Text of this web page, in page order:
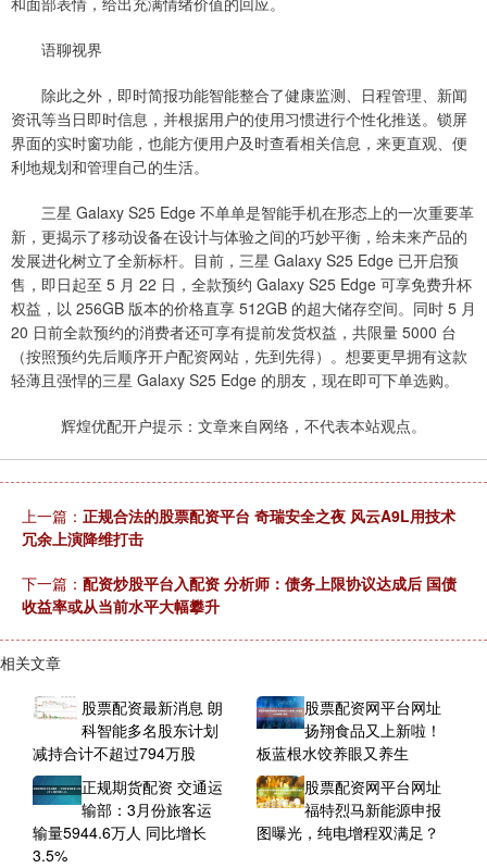
语聊视界
除此之外，即时简报功能智能整合了健康监测、日程管理、新闻
资讯等当日即时信息，并根据用户的使用习惯进行个性化推送。锁屏
界面的实时窗功能，也能方便用户及时查看相关信息，来更直观、便
利地规划和管理自己的生活。
三星 Galaxy S25 Edge 不单单是智能手机在形态上的一次重要革
新，更揭示了移动设备在设计与体验之间的巧妙平衡，给未来产品的
发展进化树立了全新标杆。目前，三星 Galaxy S25 Edge 已开启预
售，即日起至 5 月 22 日，全款预约 Galaxy S25 Edge 可享免费升杯
权益，以 256GB 版本的价格直享 512GB 的超大储存空间。同时 5 月
20 日前全款预约的消费者还可享有提前发货权益，共限量 5000 台
（按照预约先后顺序开户配资网站，先到先得）。想要更早拥有这款
轻薄且强悍的三星 Galaxy S25 Edge 的朋友，现在即可下单选购。
辉煌优配开户提示：文章来自网络，不代表本站观点。
上一篇： 正规合法的股票配资平台 奇瑞安全之夜 风云A9L用技术
冗余上演降维打击
下一篇： 配资炒股平台入配资 分析师：债务上限协议达成后 国债
收益率或从当前水平大幅攀升
相关文章
股票配资最新消息 朗
科智能多名股东计划
减持合计不超过794万股
股票配资网平台网址
扬翔食品又上新啦！
板蓝根水饺养眼又养生
正规期货配资 交通运
输部：3月份旅客运
输量5944.6万人 同比增长
3.5%
股票配资网平台网址
福特烈马新能源申报
图曝光，纯电增程双满足？